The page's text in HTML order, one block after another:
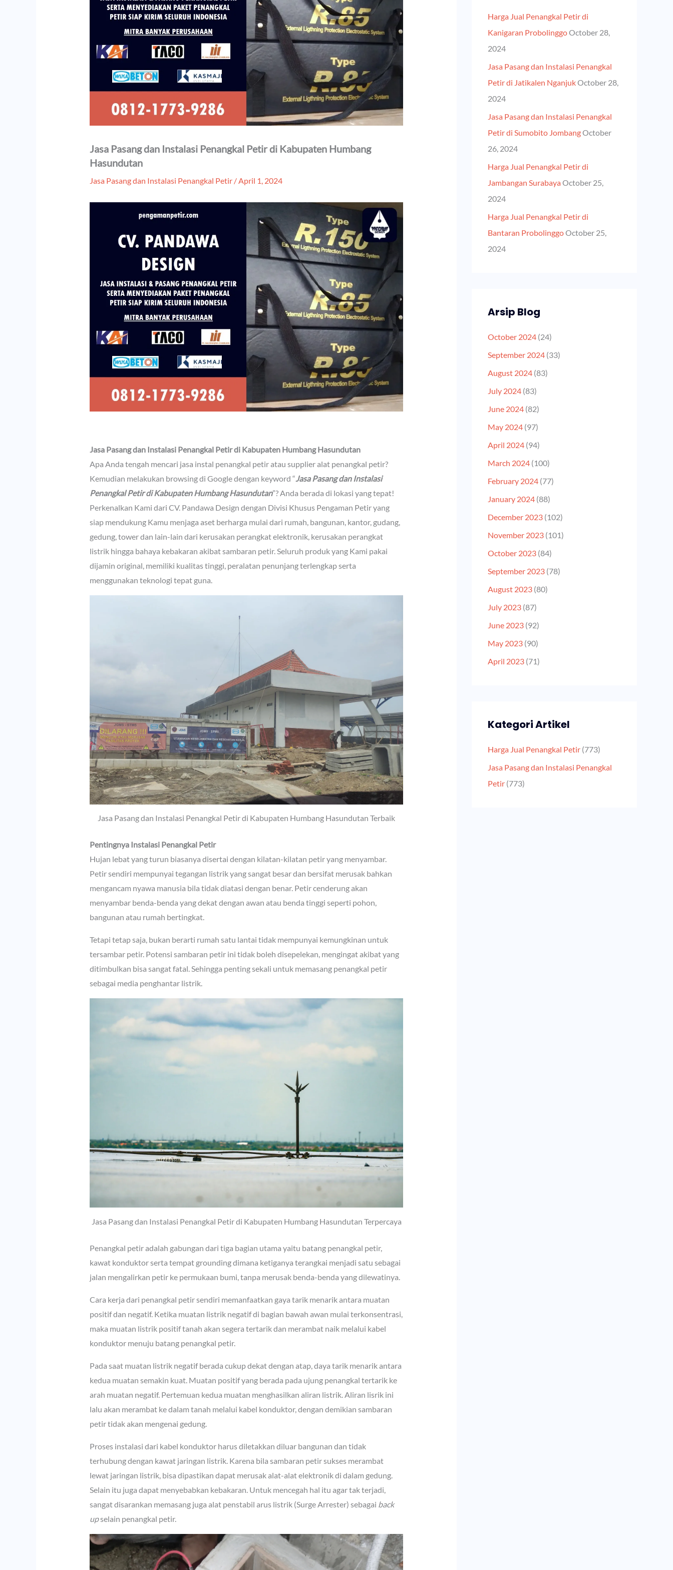
Jasa Pasang dan Instalasi Penangkal Petir di Kabupaten Humbang
Hasundutan
Jasa Pasang dan Instalasi Penangkal Petir/April 1, 2024
Jasa Pasang dan Instalasi Penangkal Petir di Kabupaten Humbang Hasundutan
Apa Anda tengah mencari jasa instal penangkal petir atau supplier alat penangkal petir?
Kemudian melakukan browsing di Google dengan keyword “Jasa Pasang dan Instalasi
Penangkal Petir di Kabupaten Humbang Hasundutan”? Anda berada di lokasi yang tepat!
Perkenalkan Kami dari CV. Pandawa Design dengan Divisi Khusus Pengaman Petir yang
siap mendukung Kamu menjaga aset berharga mulai dari rumah, bangunan, kantor, gudang,
gedung, tower dan lain-lain dari kerusakan perangkat elektronik, kerusakan perangkat
listrik hingga bahaya kebakaran akibat sambaran petir. Seluruh produk yang Kami pakai
dijamin original, memiliki kualitas tinggi, peralatan penunjang terlengkap serta
menggunakan teknologi tepat guna.
Jasa Pasang dan Instalasi Penangkal Petir di Kabupaten Humbang Hasundutan Terbaik
Pentingnya Instalasi Penangkal Petir
Hujan lebat yang turun biasanya disertai dengan kilatan-kilatan petir yang menyambar.
Petir sendiri mempunyai tegangan listrik yang sangat besar dan bersifat merusak bahkan
mengancam nyawa manusia bila tidak diatasi dengan benar. Petir cenderung akan
menyambar benda-benda yang dekat dengan awan atau benda tinggi seperti pohon,
bangunan atau rumah bertingkat.
Tetapi tetap saja, bukan berarti rumah satu lantai tidak mempunyai kemungkinan untuk
tersambar petir. Potensi sambaran petir ini tidak boleh disepelekan, mengingat akibat yang
ditimbulkan bisa sangat fatal. Sehingga penting sekali untuk memasang penangkal petir
sebagai media penghantar listrik.
Jasa Pasang dan Instalasi Penangkal Petir di Kabupaten Humbang Hasundutan Terpercaya
Penangkal petir adalah gabungan dari tiga bagian utama yaitu batang penangkal petir,
kawat konduktor serta tempat grounding dimana ketiganya terangkai menjadi satu sebagai
jalan mengalirkan petir ke permukaan bumi, tanpa merusak benda-benda yang dilewatinya.
Cara kerja dari penangkal petir sendiri memanfaatkan gaya tarik menarik antara muatan
positif dan negatif. Ketika muatan listrik negatif di bagian bawah awan mulai terkonsentrasi,
maka muatan listrik positif tanah akan segera tertarik dan merambat naik melalui kabel
konduktor menuju batang penangkal petir.
Pada saat muatan listrik negatif berada cukup dekat dengan atap, daya tarik menarik antara
kedua muatan semakin kuat. Muatan positif yang berada pada ujung penangkal tertarik ke
arah muatan negatif. Pertemuan kedua muatan menghasilkan aliran listrik. Aliran lisrik ini
lalu akan merambat ke dalam tanah melalui kabel konduktor, dengan demikian sambaran
petir tidak akan mengenai gedung.
Proses instalasi dari kabel konduktor harus diletakkan diluar bangunan dan tidak
terhubung dengan kawat jaringan listrik. Karena bila sambaran petir sukses merambat
lewat jaringan listrik, bisa dipastikan dapat merusak alat-alat elektronik di dalam gedung.
Selain itu juga dapat menyebabkan kebakaran. Untuk mencegah hal itu agar tak terjadi,
sangat disarankan memasang juga alat penstabil arus listrik (Surge Arrester) sebagai back
upselain penangkal petir.
:
Harga Jual Penangkal Petir di
Kanigaran ProbolinggoOctober 28,
2024
Jasa Pasang dan Instalasi Penangkal
Petir di Jatikalen NganjukOctober 28,
2024
Jasa Pasang dan Instalasi Penangkal
Petir di Sumobito JombangOctober
26, 2024
Harga Jual Penangkal Petir di
Jambangan SurabayaOctober 25,
2024
Harga Jual Penangkal Petir di
Bantaran ProbolinggoOctober 25,
2024
Arsip Blog
October 2024 (24)
September 2024 (33)
August 2024 (83)
July 2024 (83)
June 2024 (82)
May 2024 (97)
April 2024 (94)
March 2024 (100)
February 2024 (77)
January 2024 (88)
December 2023 (102)
November 2023 (101)
October 2023 (84)
September 2023 (78)
August 2023 (80)
July 2023 (87)
June 2023 (92)
May 2023 (90)
April 2023 (71)
Kategori Artikel
Harga Jual Penangkal Petir (773)
Jasa Pasang dan Instalasi Penangkal
Petir (773)